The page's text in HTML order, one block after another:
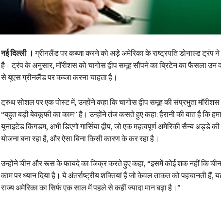
नई दिल्ली । ग्रीनलैंड पर कब्जा करने को अड़े अमेरिका के राष्ट्रपति डोनाल्ड ट्रंप ने
है। ट्रंप के अनुसार, मॉरीशस को चागोस द्वीप समूह सौंपने का ब्रिटेन का फैसला
से यूएस ग्रीनलैंड पर कब्जा करना चाहता है।
ट्रुथ सोशल पर एक पोस्ट में, उन्होंने कहा कि चागोस द्वीप समूह की संप्रभुता
“बहुत बड़ी बेवकूफी का काम” है। उन्होंने तंज कसते हुए कहा: हैरानी की बात है कि
यूनाइटेड किंगडम, अभी डिएगो गार्सिया द्वीप, जो एक महत्वपूर्ण अमेरिकी सैन्य अड्डे
योजना बना रहा है, और ऐसा बिना किसी कारण के कर रहा है।
उन्होंने चीन और रूस के फायदे का जिक्र करते हुए कहा, “इसमें कोई शक नहीं कि
काम पर ध्यान दिया है। ये अंतर्राष्ट्रीय शक्तियां हैं जो केवल ताकत को पहचानती हैं,
राज्य अमेरिका का सिर्फ एक साल में पहले से कहीं ज्यादा मान बढ़ा है।”